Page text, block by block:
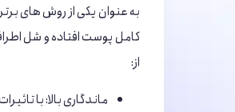
به عنوان یکی از روش ‌های
کامل پوست افتاده و شل
از:
ماندگاری بالا: با